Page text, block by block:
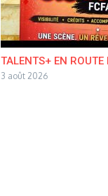
TALENTS+ EN
3 août 2026